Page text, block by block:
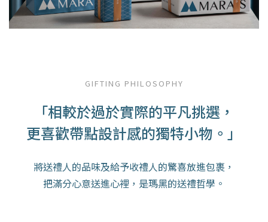
GIFTING PHILOSOPHY
「相較於過於實際的平凡挑選，
更喜歡帶點設計感的獨特小物。」
將送禮人的品味及給予收禮人的驚喜放進包裹，
把滿分心意送進心裡，是瑪黑的送禮哲學。